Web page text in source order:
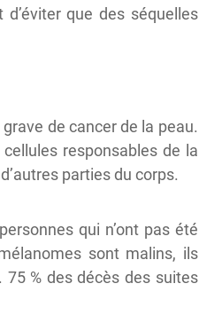
que des séquelles
de cancer de la peau.
responsables de la
parties du corps.
qui n’ont pas été
sont malins, ils
% des décès des suites